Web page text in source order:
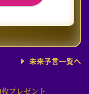
未来予言一覧へ
プレゼント